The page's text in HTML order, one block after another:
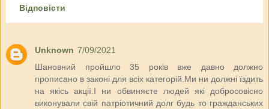
Відповісти
Unknown 7/09/2021
Шановний пройшло 35 років вже давно должно
прописано в законі для всіх категорій.Ми ни должні їздить
на якісь акції.І ни обвиняєте людей які добросовісно
виконували свій патріотичний долг будь то гражданських